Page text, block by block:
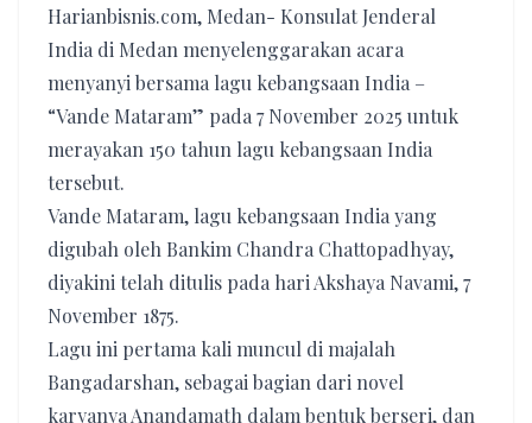
Harianbisnis.com, Medan- Konsulat Jenderal
India di Medan menyelenggarakan acara
menyanyi bersama lagu kebangsaan India –
“Vande Mataram” pada 7 November 2025 untuk
merayakan 150 tahun lagu kebangsaan India
tersebut.
Vande Mataram, lagu kebangsaan India yang
digubah oleh Bankim Chandra Chattopadhyay,
diyakini telah ditulis pada hari Akshaya Navami, 7
November 1875.
Lagu ini pertama kali muncul di majalah
Bangadarshan, sebagai bagian dari novel
karyanya Anandamath dalam bentuk berseri, dan